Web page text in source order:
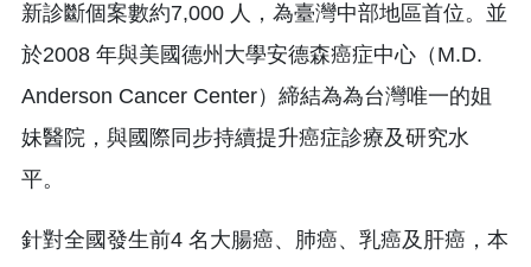
新診斷個案數約7,000 人，為臺灣中部地區首位。並
於2008 年與美國德州大學安德森癌症中心（M.D.
Anderson Cancer Center）締結為為台灣唯一的姐
妹醫院，與國際同步持續提升癌症診療及研究水
平。
針對全國發生前4 名大腸癌、肺癌、乳癌及肝癌，本